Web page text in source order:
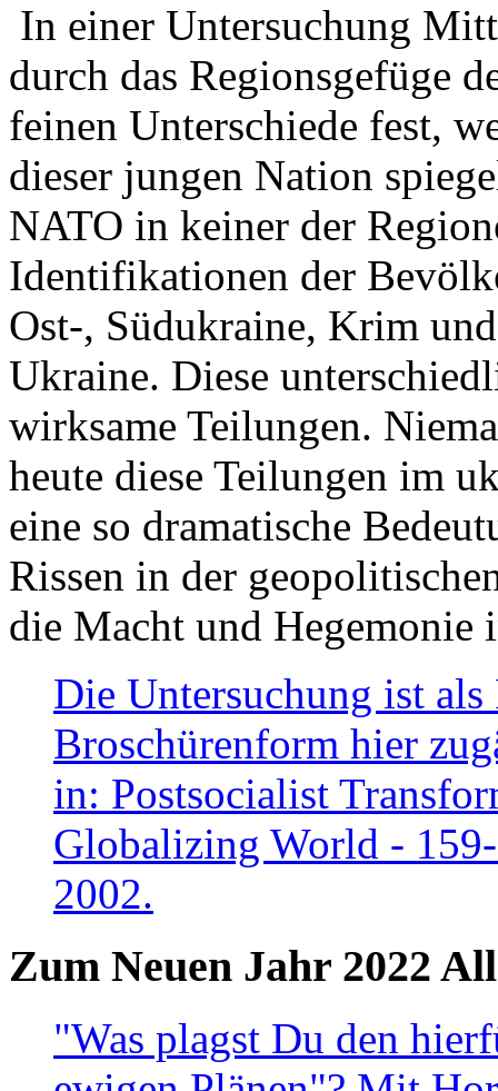
In einer Untersuchung
durch das Regionsgefüge
feinen Unterschiede fest,
dieser jungen Nation
NATO in keiner der
Identifikationen der
Ost-, Südukraine, Krim
Ukraine. Diese
wirksame Teilungen.
heute diese Teilungen im
eine so dramatische
Rissen in der
die Macht und Hegemonie
Die Untersuchung ist
Broschürenform hier
in: Postsocialist
Globalizing World -
2002.
Zum Neuen Jahr 2022
"Was plagst Du den